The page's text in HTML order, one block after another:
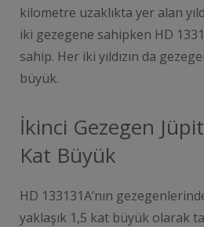
kilometre uzaklıkta yer alan
iki gezegene sahipken HD
sahip. Her iki yıldızın da
büyük.
İkinci Gezegen
Kat Büyük
HD 133131A’nın
yaklaşık 1,5 kat büyük olarak